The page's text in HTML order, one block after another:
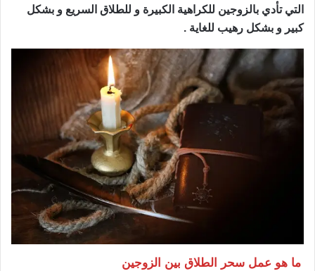
التي تأدي بالزوجين للكراهية الكبيرة و للطلاق السريع و بشكل
كبير و بشكل رهيب للغاية .
ما هو عمل سحر الطلاق بين الزوجين